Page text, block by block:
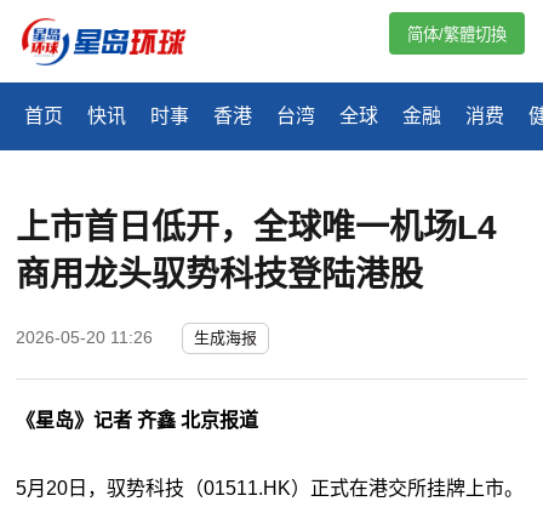
首页 快讯 时事 香港 台湾 全球 金融 消费
简体/繁體切換
上市首日低开，全球唯一机场L4
商用龙头驭势科技登陆港股
2026-05-20 11:26 生成海报
《星岛》记者 齐鑫 北京报道
5月20日，驭势科技（01511.HK）正式在港交所挂牌上市。